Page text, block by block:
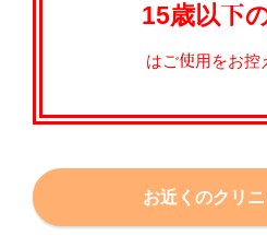
15歳以下
はご使用をお控
お近くのクリ